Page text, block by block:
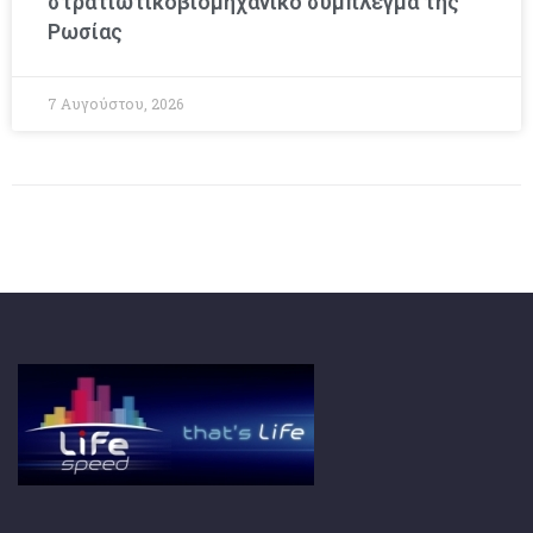
Ρωσίας
7 Αυγούστου, 2026